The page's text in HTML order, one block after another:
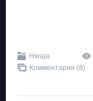
Hwaja
Комментарии (8)